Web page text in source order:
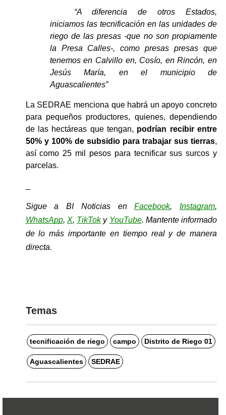
“A diferencia de otros Estados,
iniciamos las tecnificación en las unidades de
riego de las presas -que no son propiamente
la Presa Calles-, como presas presas que
tenemos en Calvillo en, Cosío, en Rincón, en
Jesús María, en el municipio de
Aguascalientes”
La SEDRAE menciona que habrá un apoyo concreto
para pequeños productores, quienes, dependiendo
de las hectáreas que tengan, podrían recibir entre
50% y 100% de subsidio para trabajar sus tierras,
así como 25 mil pesos para tecnificar sus surcos y
parcelas.
Sigue a BI Noticias en Facebook, Instagram,
WhatsApp, X, TikTok y YouTube. Mantente informado
de lo más importante en tiempo real y de manera
directa.
Temas
tecnificación de riego campo Distrito de Riego 01
Aguascalientes SEDRAE